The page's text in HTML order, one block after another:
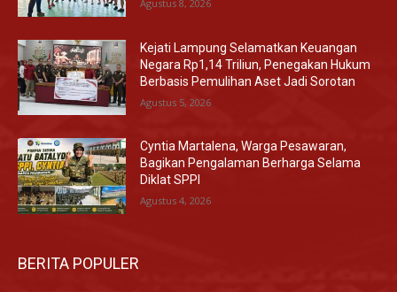
Agustus 8, 2026
Kejati Lampung Selamatkan Keuangan
Negara Rp1,14 Triliun, Penegakan Hukum
Berbasis Pemulihan Aset Jadi Sorotan
Agustus 5, 2026
Cyntia Martalena, Warga Pesawaran,
Bagikan Pengalaman Berharga Selama
Diklat SPPI
Agustus 4, 2026
BERITA POPULER